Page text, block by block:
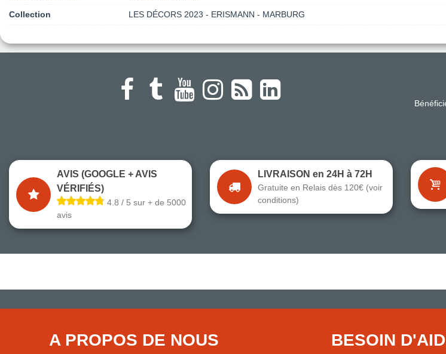
Collection LES DÉCORS 2023 - ERISMANN - MARBURG
AVIS (GOOGLE + AVIS
VÉRIFIÉS)
4.8 / 5 sur + de 5000
avis
LIVRAISON en 24H à 72H
Gratuite en Relais dès 120€ (voir
conditions)
A PROPOS DE NOUS BESOIN